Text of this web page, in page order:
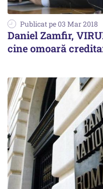
Publicat pe 03 Mar 2018
Daniel Zamfir,
cine omoară